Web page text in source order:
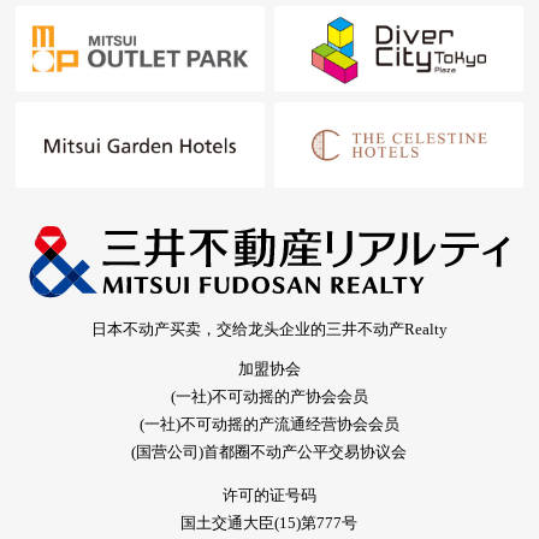
日本不动产买卖，交给龙头企业的三井不动产Realty
加盟协会
(一社)不可动摇的产协会会员
(一社)不可动摇的产流通经营协会会员
(国营公司)首都圈不动产公平交易协议会
许可的证号码
国土交通大臣(15)第777号